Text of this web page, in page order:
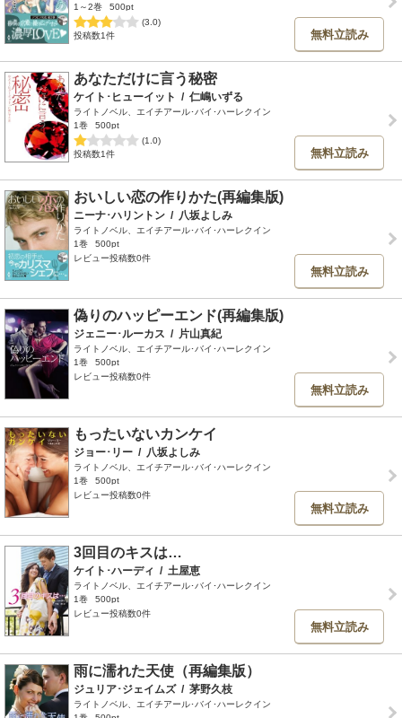
1～2巻
500pt
(3.0)
投稿数1件
無料立読み
あなただけに言う秘密
ケイト･ヒューイット / 仁嶋いずる
ライトノベル、エイチアール･バイ･ハーレクイン
1巻
500pt
(1.0)
投稿数1件
無料立読み
おいしい恋の作りかた(再編集版)
ニーナ･ハリントン / 八坂よしみ
ライトノベル、エイチアール･バイ･ハーレクイン
1巻
500pt
レビュー投稿数0件
無料立読み
偽りのハッピーエンド(再編集版)
ジェニー･ルーカス / 片山真紀
ライトノベル、エイチアール･バイ･ハーレクイン
1巻
500pt
レビュー投稿数0件
無料立読み
もったいないカンケイ
ジョー･リー / 八坂よしみ
ライトノベル、エイチアール･バイ･ハーレクイン
1巻
500pt
レビュー投稿数0件
無料立読み
3回目のキスは…
ケイト･ハーディ / 土屋恵
ライトノベル、エイチアール･バイ･ハーレクイン
1巻
500pt
レビュー投稿数0件
無料立読み
雨に濡れた天使（再編集版）
ジュリア･ジェイムズ / 茅野久枝
ライトノベル、エイチアール･バイ･ハーレクイン